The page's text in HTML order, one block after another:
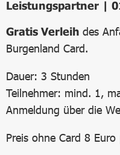
Leistungspartner |
Gratis Verleih des
Burgenland Card.
Dauer: 3 Stunden
Teilnehmer: mind. 1,
Anmeldung über die
Preis ohne Card 8 Euro